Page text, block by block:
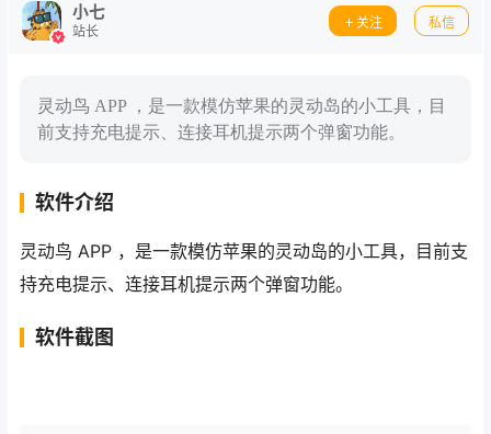
小七
站长
关注 私信
灵动鸟 APP ，是一款模仿苹果的灵动岛的小工具，目
前支持充电提示、连接耳机提示两个弹窗功能。
软件介绍
灵动鸟 APP ，是一款模仿苹果的灵动岛的小工具，目前支
持充电提示、连接耳机提示两个弹窗功能。
软件截图